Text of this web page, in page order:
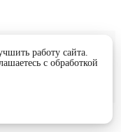
защищены.
работу сайта.
с обработкой